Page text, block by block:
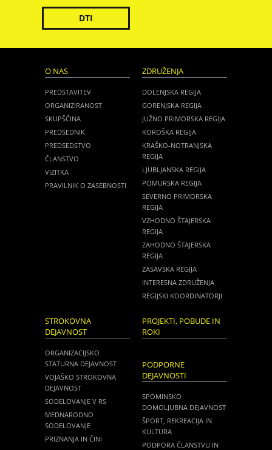
DTI
O NAS
PREDSTAVITEV
ORGANIZIRANOST
SKUPŠČINA
PREDSEDNIK
PREDSEDSTVO
ČLANSTVO
VIZITKA
PRAVILNIK O ZASEBNOSTI
ZDRUŽENJA
DOLENJSKA REGIJA
GORENJSKA REGIJA
JUŽNO PRIMORSKA REGIJA
KOROŠKA REGIJA
KRAŠKO-NOTRANJSKA
REGIJA
LJUBLJANSKA REGIJA
POMURSKA REGIJA
SEVERNO PRIMORSKA
REGIJA
VZHODNO ŠTAJERSKA
REGIJA
ZAHODNO ŠTAJERSKA
REGIJA
ZASAVSKA REGIJA
INTERESNA ZDRUŽENJA
REGIJSKI KOORDINATORJI
STROKOVNA
DEJAVNOST
ORGANIZACIJSKO
STATURNA DEJAVNOST
VOJAŠKO STROKOVNA
DEJAVNOST
SODELOVANJE V RS
MEDNARODNO
SODELOVANJE
PRIZNANJA IN ČINI
PROJEKTI, POBUDE IN
ROKI
PODPORNE
DEJAVNOSTI
SPOMINSKO
DOMOLJUBNA DEJAVNOST
ŠPORT, REKREACIJA IN
KULTURA
PODPORA ČLANSTVU IN